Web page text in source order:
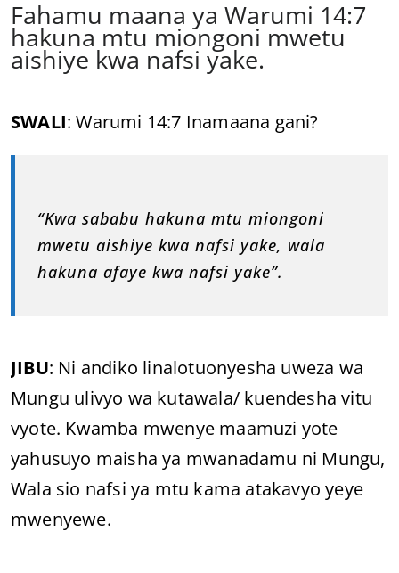
Fahamu maana ya Warumi 14:7
hakuna mtu miongoni mwetu
aishiye kwa nafsi yake.
SWALI: Warumi 14:7 Inamaana gani?
“Kwa sababu hakuna mtu miongoni
mwetu aishiye kwa nafsi yake, wala
hakuna afaye kwa nafsi yake”.
JIBU: Ni andiko linalotuonyesha uweza wa
Mungu ulivyo wa kutawala/ kuendesha vitu
vyote. Kwamba mwenye maamuzi yote
yahusuyo maisha ya mwanadamu ni Mungu,
Wala sio nafsi ya mtu kama atakavyo yeye
mwenyewe.